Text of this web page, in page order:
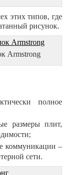
этих типов, где
рисунок.
Armstrong
полное
размеры плит,
коммуникации –
сети.